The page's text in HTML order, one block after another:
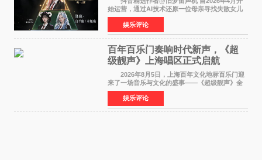
始运营，通过AI技术还原一位母亲寻找失散女儿
的故事，凭借强情感表达获得大量用户关注，发
布仅21小时便获得超1亿曝光、超1000万互动。
此后，账号持续沿
娱乐评论
百年百乐门奏响时代新声，《超
级靓声》上海唱区正式启航
2026年8月5日，上海百年文化地标百乐门迎
来了一场音乐与文化的盛事——《超级靓声》全
国励志音乐公益节目上海唱区新闻发布会暨启动
仪式在此隆重举行。各界领导、嘉宾与媒体朋友
齐聚一堂，共同
娱乐评论